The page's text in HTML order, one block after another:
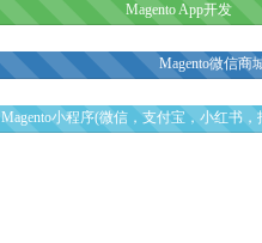
Magento App开发
Magento微信商
Magento小程序(微信，支付宝，小红书，